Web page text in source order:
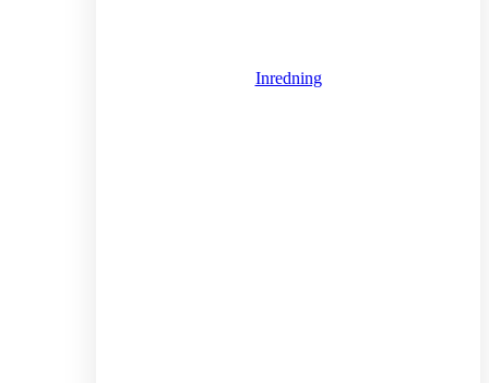
Inredning